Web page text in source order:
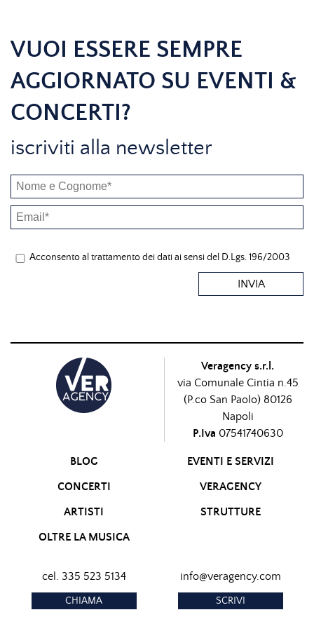
VUOI ESSERE SEMPRE
AGGIORNATO SU EVENTI &
CONCERTI?
iscriviti alla newsletter
Acconsento al trattamento dei dati ai sensi del D.Lgs. 196/2003
INVIA
Veragency s.r.l.
via Comunale Cintia n.45
(P.co San Paolo) 80126
Napoli
P.Iva 07541740630
BLOG
CONCERTI
ARTISTI
OLTRE LA MUSICA
EVENTI E SERVIZI
VERAGENCY
STRUTTURE
cel. 335 523 5134
CHIAMA
info@veragency.com
SCRIVI